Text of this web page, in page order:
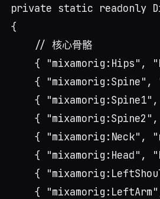
private static readonly
{
    // 核心骨骼
{ "mixamorig:Hips",
{ "mixamorig:Spine",
{
{
{ "mixamorig:Neck",
{ "mixamorig:Head",
{
{